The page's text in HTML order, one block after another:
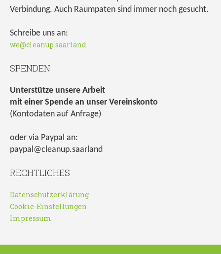
Verbindung. Auch Raumpaten sind immer noch gesucht.
Schreibe uns an:
we@cleanup.saarland
SPENDEN
Unterstütze unsere Arbeit
mit einer Spende an unser Vereinskonto
(Kontodaten auf Anfrage)
oder via Paypal an:
paypal@cleanup.saarland
RECHTLICHES
Datenschutzerklärung
Cookie-Einstellungen
Impressum